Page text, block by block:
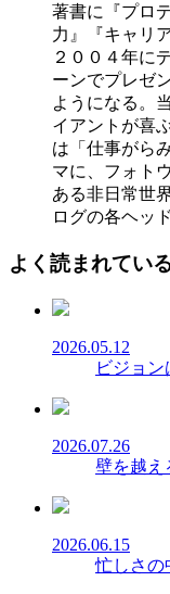
著書に『プロ
力』『キャリ
２００４年に
ーンでプレゼ
ようになる。
イアントが喜
は「仕事がら
マに、フォト
ある非日常世
ログの各ヘッ
よく読まれてい
2026.05.12
ビジョ
2026.07.26
壁を越え
2026.06.15
忙しさの